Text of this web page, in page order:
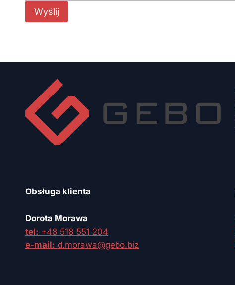
Wyślij
Obsługa klienta
Dorota Morawa
tel: +48 518 551 204
e-mail: d.morawa@gebo.biz